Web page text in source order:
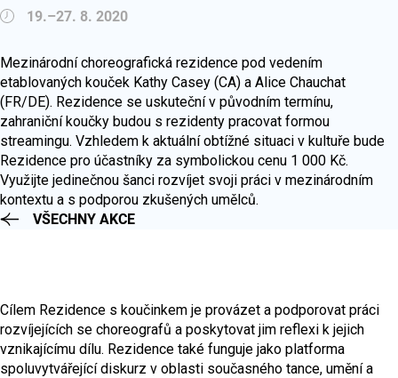
19.–27. 8. 2020
Mezinárodní choreografická rezidence pod vedením
etablovaných kouček Kathy Casey (CA) a Alice Chauchat
(FR/DE). Rezidence se uskuteční v původním termínu,
zahraniční koučky budou s rezidenty pracovat formou
streamingu. Vzhledem k aktuální obtížné situaci v kultuře bude
Rezidence pro účastníky za symbolickou cenu 1 000 Kč.
Využijte jedinečnou šanci rozvíjet svoji práci v mezinárodním
kontextu a s podporou zkušených umělců.
VŠECHNY AKCE
Cílem Rezidence s koučinkem je provázet a podporovat práci
rozvíjejících se choreografů a poskytovat jim reflexi k jejich
vznikajícímu dílu. Rezidence také funguje jako platforma
spoluvytvářející diskurz v oblasti současného tance, umění a